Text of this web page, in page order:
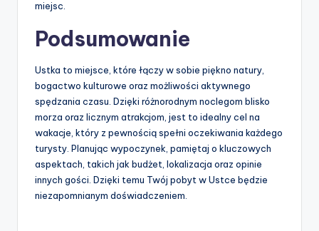
miejsc.
Podsumowanie
Ustka to miejsce, które łączy w sobie piękno natury,
bogactwo kulturowe oraz możliwości aktywnego
spędzania czasu. Dzięki różnorodnym noclegom blisko
morza oraz licznym atrakcjom, jest to idealny cel na
wakacje, który z pewnością spełni oczekiwania każdego
turysty. Planując wypoczynek, pamiętaj o kluczowych
aspektach, takich jak budżet, lokalizacja oraz opinie
innych gości. Dzięki temu Twój pobyt w Ustce będzie
niezapomnianym doświadczeniem.